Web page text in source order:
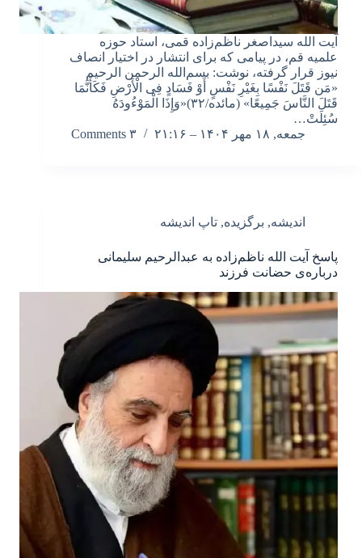
آیت الله سیداصغر ناظم‌زاده قمی، استاد حوزه
علمیه قم، در پیامی که برای انتشار در اختیار انصاف
نیوز قرار گرفته، نوشت: بسم‌الله الرحمن الرحیم
«مَن قَتَلَ نَفْسًا بِغَیْرِ نَفْسٍ أَوْ فَسَادٍ فِی الْأَرْضِ فَکَأَنَّمَا
قَتَلَ النَّاسَ جَمِیعًا» (مائده/۳۲)«وَإِذَا الْمَوْءُودَهُ
سُئِلَتْ…
جمعه, ۱۸ مهر ۱۴۰۴ – ۲۱:۱۶
۳ Comments
اندیشه, برگزیده, تاپ اندیشه
پاسخ آیت الله ناظم‌زاده به عبدالرحیم سلیمانی
درباره‌ی حضانت فرزند